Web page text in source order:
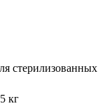
стерилизованных
кг